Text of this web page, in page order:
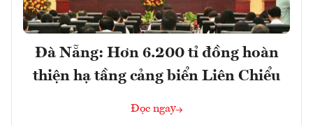
Đà Nẵng: Hơn 6.200 tỉ đồng hoàn
thiện hạ tầng cảng biển Liên Chiểu
Đọc ngay